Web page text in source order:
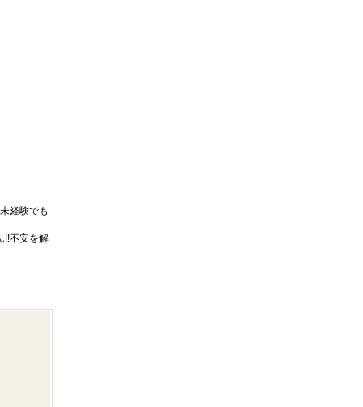
経験でも
!!不安を解